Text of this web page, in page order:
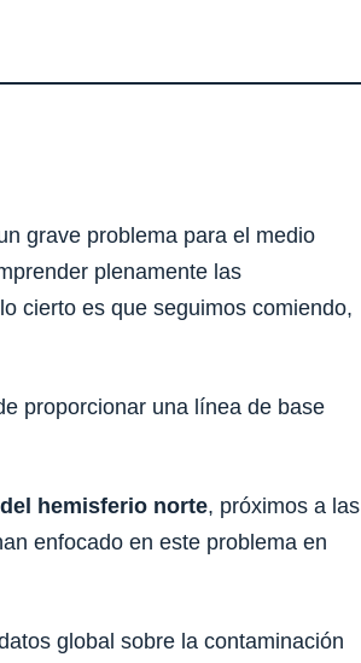
grave problema para el medio
plenamente las
cierto es que seguimos comiendo,
proporcionar una línea de base
hemisferio norte, próximos a las
enfocado en este problema en
global sobre la contaminación